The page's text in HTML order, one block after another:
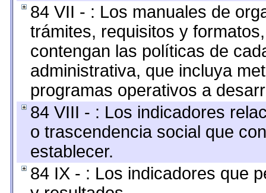
84 VII - : Los manuales de
trámites, requisitos y
contengan las políticas de
administrativa, que incluya
programas operativos a
84 VIII - : Los indicadores
o trascendencia social que
establecer.
84 IX - : Los indicadores que